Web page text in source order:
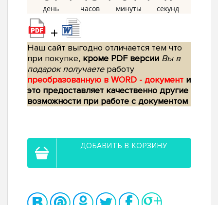
+
Наш сайт выгодно отличается тем что
при покупке, кроме PDF версии Вы в
подарок получаетеработу
преобразованную в WORD - документ и
это предоставляет качественно другие
возможности при работе с документом
ДОБАВИТЬ В КОРЗИНУ